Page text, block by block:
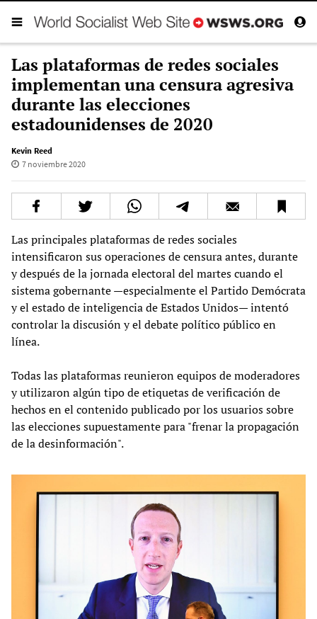
Las plataformas de redes sociales
implementan una censura agresiva
durante las elecciones
estadounidenses de 2020
Kevin Reed
7 noviembre 2020
Las principales plataformas de redes sociales
intensificaron sus operaciones de censura antes, durante
y después de la jornada electoral del martes cuando el
sistema gobernante —especialmente el Partido Demócrata
y el estado de inteligencia de Estados Unidos— intentó
controlar la discusión y el debate político público en
línea.
Todas las plataformas reunieron equipos de moderadores
y utilizaron algún tipo de etiquetas de verificación de
hechos en el contenido publicado por los usuarios sobre
las elecciones supuestamente para "frenar la propagación
de la desinformación".